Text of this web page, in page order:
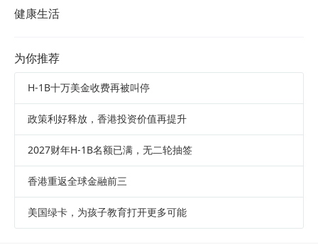
健康生活
为你推荐
H-1B十万美金收费再被叫停
政策利好释放，香港投资价值再提升
2027财年H-1B名额已满，无二轮抽签
香港重返全球金融前三
美国绿卡，为孩子教育打开更多可能